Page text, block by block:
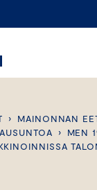
›
MAINONNAN
›
MEN